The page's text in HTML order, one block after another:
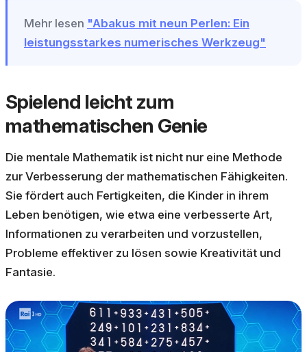
Mehr lesen "Abakus mit neun Perlen: Ein
leistungsstarkes numerisches Werkzeug"
Spielend leicht zum
mathematischen Genie
Die mentale Mathematik ist nicht nur eine Methode
zur Verbesserung der mathematischen Fähigkeiten.
Sie fördert auch Fertigkeiten, die Kinder in ihrem
Leben benötigen, wie etwa eine verbesserte Art,
Informationen zu verarbeiten und vorzustellen,
Probleme effektiver zu lösen sowie Kreativität und
Fantasie.